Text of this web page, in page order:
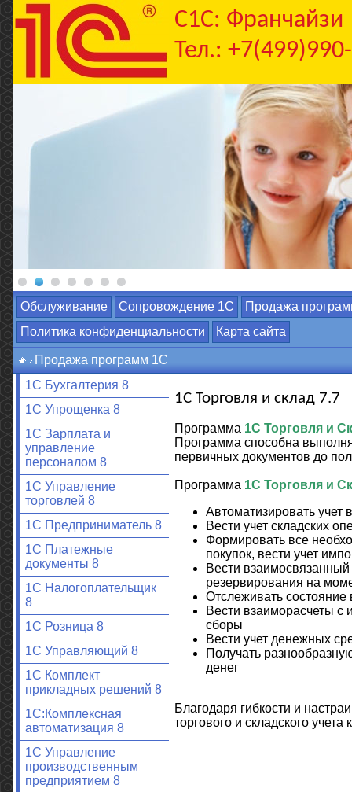
C1С: Франчайзи
Тел.:
Обслуживание Сопровождение 1С
Продажа
Политика конфиденциальности
Карта сайта
Продажа программ 1С
1С Бухгалтерия 8
1С Упрощенка 8
1С Зарплата и
управление
персоналом 8
1С Управление
торговлей 8
1С Предприниматель 8
1С Платежные
документы 8
1С Налогоплательщик
8
1С Розница 8
1С Управляющий 8
1С Комплект
прикладных решений 8
1С:Комплексная
автоматизация 8
1С Управление
производственным
предприятием 8
1С Торговля и склад 7.7
Программа 1С Торговля и
Программа способна
первичных документов до
Программа 1С Торговля и
Автоматизировать учет
Вести учет складских
Формировать все
покупок, вести учет
Вести взаимосвязанный
резервирования на
Отслеживать состояние
Вести взаиморасчеты
сборы
Вести учет денежных
Получать
денег
Благодаря гибкости и
торгового и складского учета